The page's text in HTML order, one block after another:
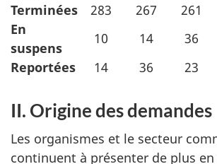
Terminées
283 267 261
En
suspens
10 14 36
Reportées
14 36 23
II. Origine des demandes
Les organismes et le secteur
continuent à présenter de plus